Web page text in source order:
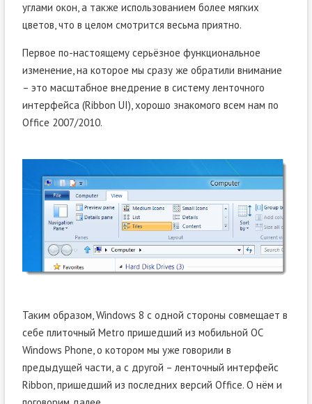
углами окон, а также использованием более мягких
цветов, что в целом смотрится весьма приятно.
Первое по-настоящему серьёзное функциональное
изменение, на которое мы сразу же обратили внимание
– это масштабное внедрение в систему ленточного
интерфейса (Ribbon UI), хорошо знакомого всем нам по
Office 2007/2010.
Таким образом, Windows 8 с одной стороны совмещает в
себе плиточный Metro пришедший из мобильной ОС
Windows Phone, о котором мы уже говорили в
предыдущей части, а с другой – ленточный интерфейс
Ribbon, пришедший из последних версий Office. О нём и